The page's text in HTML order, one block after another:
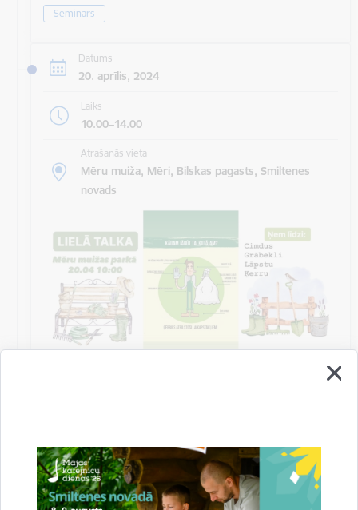
Seminārs
Datums
20. aprīlis, 2024
Laiks
10.00–14.00
Atrašanās vieta
Mēru muiža, Mēri, Bilskas pagasts, Smiltenes
novads
parkā sestdien, 2024. gada 20…
Sanāksme